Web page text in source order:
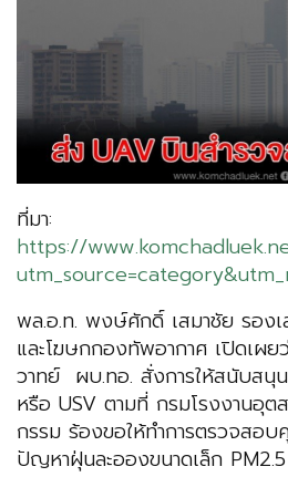
ที่มา:
https://
พล.อ.ท. พงษ์ศักดิ์ เสมาชัย รองเ
และโฆษกกองทัพอากาศ เปิดเผ
วาทย์ ผบ.ทอ. สั่งการให้สนับสนุน
หรือ USV ตามที่ กรมโรงงานอุต
กรรม ร้องขอให้ทำการตรวจสอ
ปัญหาฝุ่นละอองขนาดเล็ก PM2.5